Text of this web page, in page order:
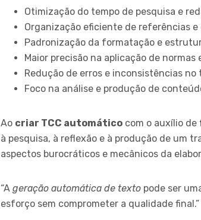
Otimização do tempo de pesquisa e
Organização eficiente de referências
Padronização da formatação e
Maior precisão na aplicação de normas
Redução de erros e inconsistências no
Foco na análise e produção de
Ao criar TCC automático com o auxílio de
à pesquisa, à reflexão e à produção de um
aspectos burocráticos e mecânicos da
“A geração automática de texto pode ser
esforço sem comprometer a qualidade final.”